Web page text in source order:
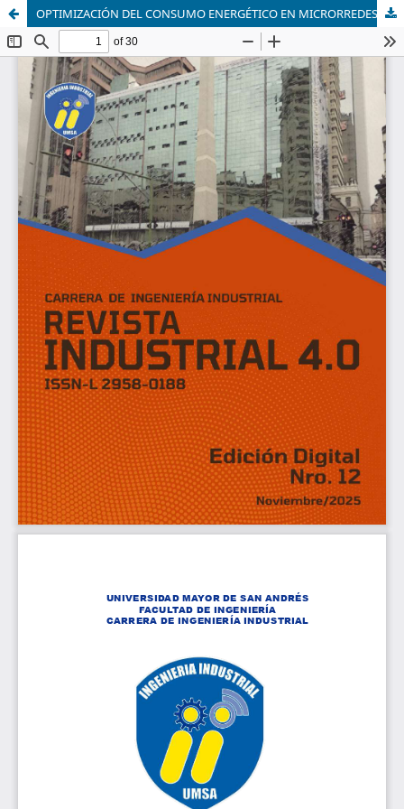
OPTIMIZACIÓN DEL CONSUMO ENERGÉTICO EN MICRORREDES INDUSTRIALES MEDIANTE UN CONTROLADOR DE LÓGICA DIFUSA IMPLEMENTADO EN PYTHON